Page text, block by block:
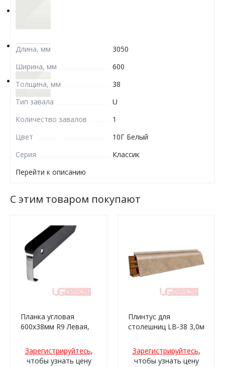
Длина, мм
3050
Ширина, мм
600
Толщина, мм
38
Тип завала
U
Количество завалов
1
Цвет
10Г Белый
Серия
Классик
Перейти к описанию
С этим товаром покупают
Планка угловая
600х38мм R9 Левая,
Зарегистрируйтесь,
чтобы узнать цену
Плинтус для
столешниц LB-38 3,0м
(136ам, 136м/338)
Зарегистрируйтесь,
чтобы узнать цену